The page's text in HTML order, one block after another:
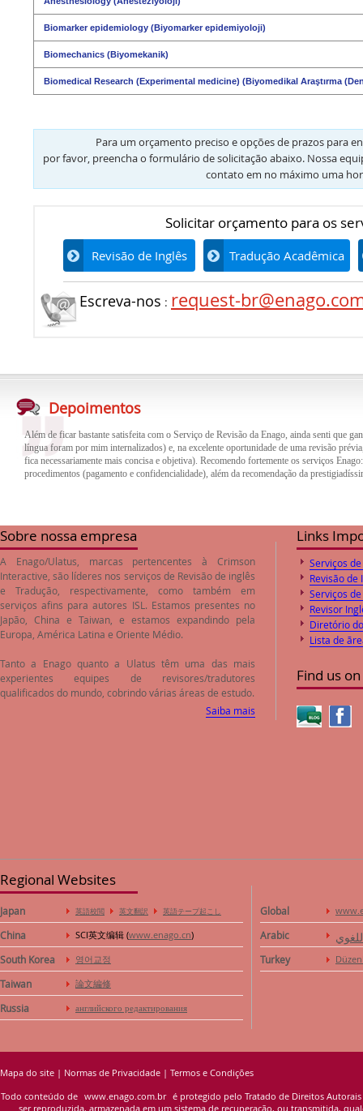
Biomarker epidemiology (Biyomarker epidemiyoloji)
Biomechanics (Biyomekanik)
Biomedical Research (Experimental medicine) (Biyomedikal Araştırma
Para um orçamento preciso e opções de prazos para
por favor, preencha o formulário de solicitação abaixo. Nossa
contato em no máximo uma
Solicitar orçamento para os
Revisão de Inglês Tradução Acadêmica
Escreva-nos : request-
Depoimentos
Além de ficar bastante satisfeita com o Serviço de Revisão da Enago, ainda senti que
língua foram por mim internalizados) e, na excelente oportunidade de uma revisão
procedimentos (pagamento e confidencialidade), além da recomendação da
Sobre nossa empresa
A Enago/Ulatus, marcas pertencentes à Crimson
Interactive, são líderes nos serviços de Revisão de inglês
e Tradução, respectivamente, como também em
serviços afins para autores ISL. Estamos presentes no
Japão, China e Taiwan, e estamos expandindo pela
Europa, América Latina e Oriente Médio.
Tanto a Enago quanto a Ulatus têm uma das mais
experientes equipes de revisores/tradutores
qualificados do mundo, cobrindo várias áreas de estudo.
Saiba mais
Links
Serviços
Revisão de
Serviços
Revisor
Diretório
Lista de
Find us on
Regional Websites
Japan 英語校閲 英文翻訳 英語テープ起こし
China SCI英文编辑 (www.enago.cn)
South Korea 영어교정
Taiwan 論文編修
Russia английского редактирования
Global
Arabic
Turkey
Mapa do site | Normas de Privacidade | Termos e Condições
Todo conteúdo de www.enago.com.br é protegido pelo Tratado de Direitos
ser reproduzida, armazenada em um sistema de recuperação, ou transmitida,